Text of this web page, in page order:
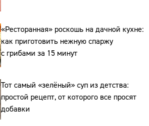
«Ресторанная» роскошь на дачной кухне:
как приготовить нежную спаржу
с грибами за 15 минут
Тот самый «зелёный» суп из детства:
простой рецепт, от которого все просят
добавки
Адрес:
Телефон: